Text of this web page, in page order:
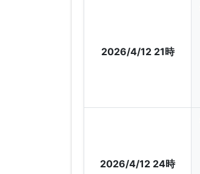
2026/4/12 21時
2026/4/12 24時